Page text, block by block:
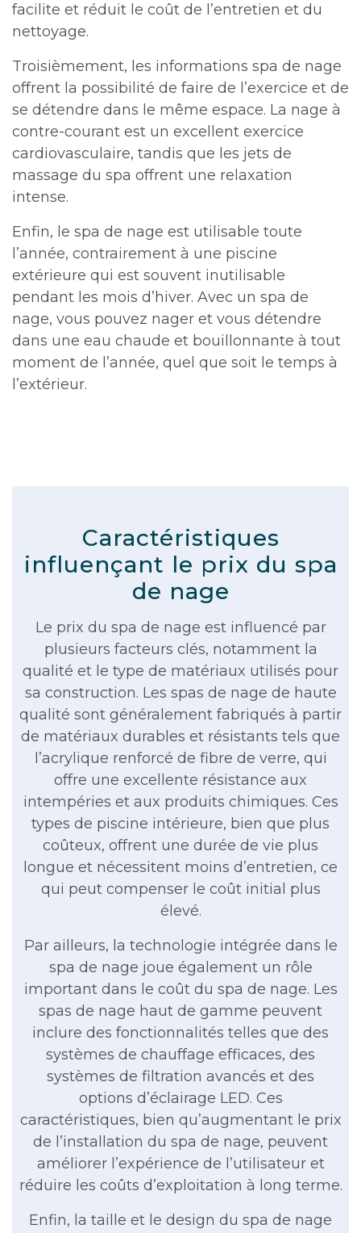
facilite et réduit le coût de l’entretien et du
nettoyage.
Troisièmement, les informations spa de nage
offrent la possibilité de faire de l’exercice et de
se détendre dans le même espace. La nage à
contre-courant est un excellent exercice
cardiovasculaire, tandis que les jets de
massage du spa offrent une relaxation
intense.
Enfin, le spa de nage est utilisable toute
l’année, contrairement à une piscine
extérieure qui est souvent inutilisable
pendant les mois d’hiver. Avec un spa de
nage, vous pouvez nager et vous détendre
dans une eau chaude et bouillonnante à tout
moment de l’année, quel que soit le temps à
l’extérieur.
Caractéristiques
influençant le prix du spa
de nage
Le prix du spa de nage est influencé par
plusieurs facteurs clés, notamment la
qualité et le type de matériaux utilisés pour
sa construction. Les spas de nage de haute
qualité sont généralement fabriqués à partir
de matériaux durables et résistants tels que
l’acrylique renforcé de fibre de verre, qui
offre une excellente résistance aux
intempéries et aux produits chimiques. Ces
types de piscine intérieure, bien que plus
coûteux, offrent une durée de vie plus
longue et nécessitent moins d’entretien, ce
qui peut compenser le coût initial plus
élevé.
Par ailleurs, la technologie intégrée dans le
spa de nage joue également un rôle
important dans le coût du spa de nage. Les
spas de nage haut de gamme peuvent
inclure des fonctionnalités telles que des
systèmes de chauffage efficaces, des
systèmes de filtration avancés et des
options d’éclairage LED. Ces
caractéristiques, bien qu’augmentant le prix
de l’installation du spa de nage, peuvent
améliorer l’expérience de l’utilisateur et
réduire les coûts d’exploitation à long terme.
Enfin, la taille et le design du spa de nage